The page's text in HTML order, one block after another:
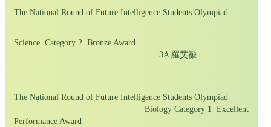
The National Round of Future Intelligence Students Olympiad
Science Category 2 Bronze Award
3A 羅艾禠
The National Round of Future Intelligence Students Olympiad
Biology Category 1 Excellent
Performance Award